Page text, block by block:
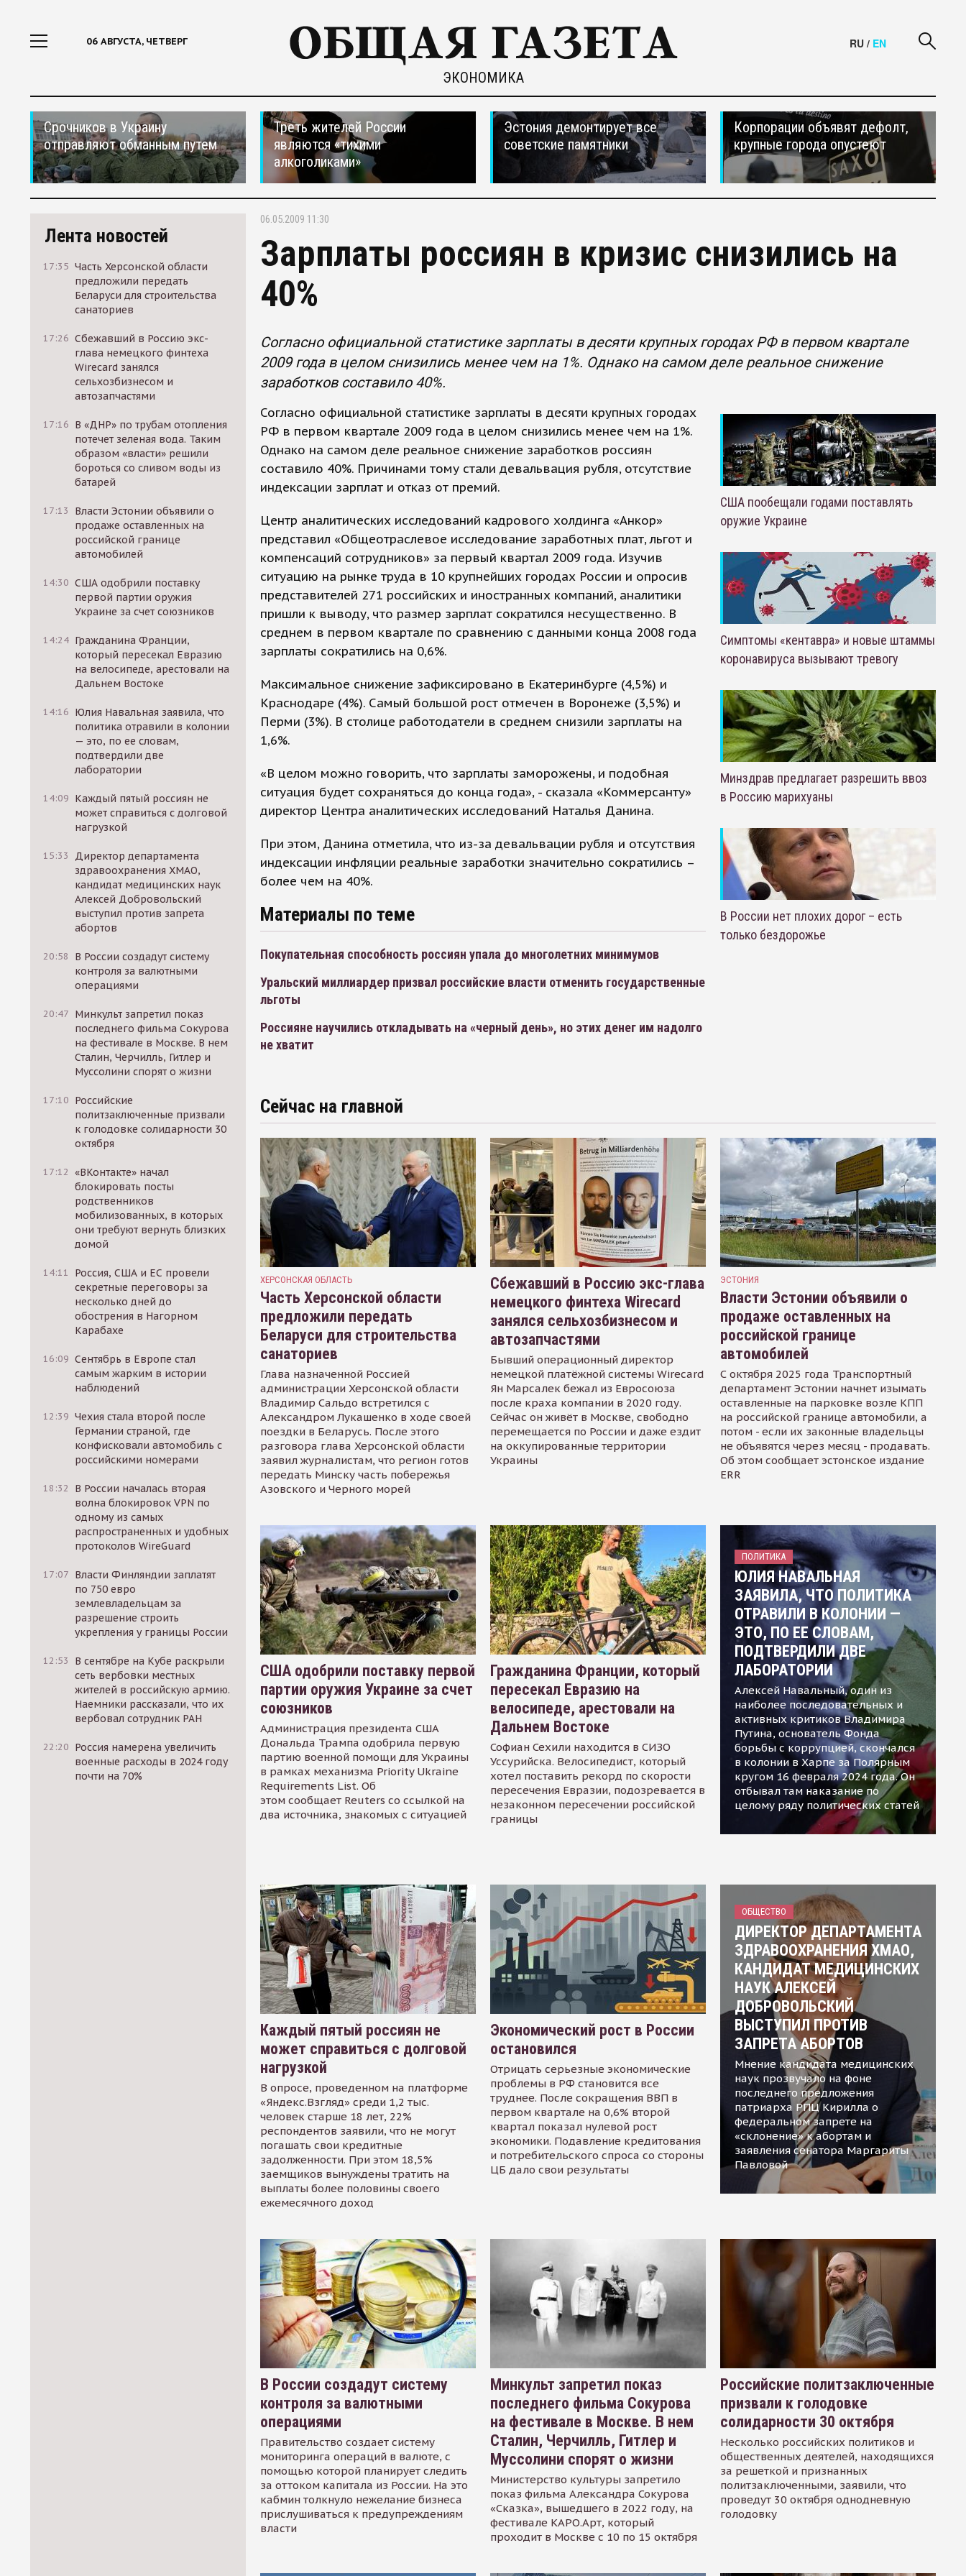
06 АВГУСТА, ЧЕТВЕРГ
ЭКОНОМИКА
RU / EN
Срочников в Украину
отправляют обманным путем
Треть жителей России
являются «тихими
алкоголиками»
Эстония демонтирует все
советские памятники
Корпорации объявят дефолт,
крупные города опустеют
Лента новостей
17:35 Часть Херсонской области
предложили передать
Беларуси для строительства
санаториев
17:26 Сбежавший в Россию экс-
глава немецкого финтеха
Wirecard занялся
сельхозбизнесом и
автозапчастями
17:16 В «ДНР» по трубам отопления
потечет зеленая вода. Таким
образом «власти» решили
бороться со сливом воды из
батарей
17:13
Власти Эстонии объявили о
продаже оставленных на
российской границе
автомобилей
14:30 США одобрили поставку
первой партии оружия
Украине за счет союзников
14:24 Гражданина Франции,
который пересекал Евразию
на велосипеде, арестовали на
Дальнем Востоке
14:16 Юлия Навальная заявила, что
политика отравили в колонии
— это, по ее словам,
подтвердили две
лаборатории
14:09 Каждый пятый россиян не
может справиться с долговой
нагрузкой
15:33
Директор департамента
здравоохранения ХМАО,
кандидат медицинских наук
Алексей Добровольский
выступил против запрета
абортов
20:58
В России создадут систему
контроля за валютными
операциями
20:47 Минкульт запретил показ
последнего фильма Сокурова
на фестивале в Москве. В нем
Сталин, Черчилль, Гитлер и
Муссолини спорят о жизни
17:10 Российские
политзаключенные призвали
к голодовке солидарности 30
октября
17:12 «ВКонтакте» начал
блокировать посты
родственников
мобилизованных, в которых
они требуют вернуть близких
домой
14:11
Россия, США и ЕС провели
секретные переговоры за
несколько дней до
обострения в Нагорном
Карабахе
16:09 Сентябрь в Европе стал
самым жарким в истории
наблюдений
12:39 Чехия стала второй после
Германии страной, где
конфисковали автомобиль с
российскими номерами
18:32
В России началась вторая
волна блокировок VPN по
одному из самых
распространенных и удобных
протоколов WireGuard
17:07 Власти Финляндии заплатят
по 750 евро
землевладельцам за
разрешение строить
укрепления у границы России
12:53
В сентябре на Кубе раскрыли
сеть вербовки местных
жителей в российскую армию.
Наемники рассказали, что их
вербовал сотрудник РАН
22:20 Россия намерена увеличить
военные расходы в 2024 году
почти на 70%
06.05.2009 11:30
Зарплаты россиян в кризис снизились на
40%
Согласно официальной статистике зарплаты в десяти крупных городах РФ в первом квартале
2009 года в целом снизились менее чем на 1%. Однако на самом деле реальное снижение
заработков составило 40%.
Согласно официальной статистике зарплаты в десяти крупных городах
РФ в первом квартале 2009 года в целом снизились менее чем на 1%.
Однако на самом деле реальное снижение заработков россиян
составило 40%. Причинами тому стали девальвация рубля, отсутствие
индексации зарплат и отказ от премий.
Центр аналитических исследований кадрового холдинга «Анкор»
представил «Общеотраслевое исследование заработных плат, льгот и
компенсаций сотрудников» за первый квартал 2009 года. Изучив
ситуацию на рынке труда в 10 крупнейших городах России и опросив
представителей 271 российских и иностранных компаний, аналитики
пришли к выводу, что размер зарплат сократился несущественно. В
среднем в первом квартале по сравнению с данными конца 2008 года
зарплаты сократились на 0,6%.
Максимальное снижение зафиксировано в Екатеринбурге (4,5%) и
Краснодаре (4%). Самый большой рост отмечен в Воронеже (3,5%) и
Перми (3%). В столице работодатели в среднем снизили зарплаты на
1,6%.
«В целом можно говорить, что зарплаты заморожены, и подобная
ситуация будет сохраняться до конца года», - сказала «Коммерсанту»
директор Центра аналитических исследований Наталья Данина.
При этом, Данина отметила, что из-за девальвации рубля и отсутствия
индексации инфляции реальные заработки значительно сократились –
более чем на 40%.
Материалы по теме
Покупательная способность россиян упала до многолетних минимумов
Уральский миллиардер призвал российские власти отменить государственные
льготы
Россияне научились откладывать на «черный день», но этих денег им надолго
не хватит
США пообещали годами поставлять
оружие Украине
Симптомы «кентавра» и новые штаммы
коронавируса вызывают тревогу
Минздрав предлагает разрешить ввоз
в Россию марихуаны
В России нет плохих дорог – есть
только бездорожье
Сейчас на главной
ХЕРСОНСКАЯ ОБЛАСТЬ
Часть Херсонской области
предложили передать
Беларуси для строительства
санаториев
Глава назначенной Россией
администрации Херсонской области
Владимир Сальдо встретился с
Александром Лукашенко в ходе своей
поездки в Беларусь. После этого
разговора глава Херсонской области
заявил журналистам, что регион готов
передать Минску часть побережья
Азовского и Черного морей
Сбежавший в Россию экс-глава
немецкого финтеха Wirecard
занялся сельхозбизнесом и
автозапчастями
Бывший операционный директор
немецкой платёжной системы Wirecard
Ян Марсалек бежал из Евросоюза
после краха компании в 2020 году.
Сейчас он живёт в Москве, свободно
перемещается по России и даже ездит
на оккупированные территории
Украины
ЭСТОНИЯ
Власти Эстонии объявили о
продаже оставленных на
российской границе
автомобилей
С октября 2025 года Транспортный
департамент Эстонии начнет изымать
оставленные на парковке возле КПП
на российской границе автомобили, а
потом - если их законные владельцы
не объявятся через месяц - продавать.
Об этом сообщает эстонское издание
ERR
США одобрили поставку первой
партии оружия Украине за счет
союзников
Администрация президента США
Дональда Трампа одобрила первую
партию военной помощи для Украины
в рамках механизма Priority Ukraine
Requirements List. Об
этом сообщает Reuters со ссылкой на
два источника, знакомых с ситуацией
Гражданина Франции, который
пересекал Евразию на
велосипеде, арестовали на
Дальнем Востоке
Софиан Сехили находится в СИЗО
Уссурийска. Велосипедист, который
хотел поставить рекорд по скорости
пересечения Евразии, подозревается в
незаконном пересечении российской
границы
ПОЛИТИКА
ЮЛИЯ НАВАЛЬНАЯ
ЗАЯВИЛА, ЧТО ПОЛИТИКА
ОТРАВИЛИ В КОЛОНИИ —
ЭТО, ПО ЕЕ СЛОВАМ,
ПОДТВЕРДИЛИ ДВЕ
ЛАБОРАТОРИИ
Алексей Навальный, один из
наиболее последовательных и
активных критиков Владимира
Путина, основатель Фонда
борьбы с коррупцией, скончался
в колонии в Харпе за Полярным
кругом 16 февраля 2024 года. Он
отбывал там наказание по
целому ряду политических статей
Каждый пятый россиян не
может справиться с долговой
нагрузкой
В опросе, проведенном на платформе
«Яндекс.Взгляд» среди 1,2 тыс.
человек старше 18 лет, 22%
респондентов заявили, что не могут
погашать свои кредитные
задолженности. При этом 18,5%
заемщиков вынуждены тратить на
выплаты более половины своего
ежемесячного доход
Экономический рост в России
остановился
Отрицать серьезные экономические
проблемы в РФ становится все
труднее. После сокращения ВВП в
первом квартале на 0,6% второй
квартал показал нулевой рост
экономики. Подавление кредитования
и потребительского спроса со стороны
ЦБ дало свои результаты
ОБЩЕСТВО
ДИРЕКТОР ДЕПАРТАМЕНТА
ЗДРАВООХРАНЕНИЯ ХМАО,
КАНДИДАТ МЕДИЦИНСКИХ
НАУК АЛЕКСЕЙ
ДОБРОВОЛЬСКИЙ
ВЫСТУПИЛ ПРОТИВ
ЗАПРЕТА АБОРТОВ
Мнение кандидата медицинских
наук прозвучало на фоне
последнего предложения
патриарха РПЦ Кирилла о
федеральном запрете на
«склонение» к абортам и
заявления сенатора Маргариты
Павловой
В России создадут систему
контроля за валютными
операциями
Правительство создает систему
мониторинга операций в валюте, с
помощью которой планирует следить
за оттоком капитала из России. На это
кабмин толкнуло нежелание бизнеса
прислушиваться к предупреждениям
власти
Минкульт запретил показ
последнего фильма Сокурова
на фестивале в Москве. В нем
Сталин, Черчилль, Гитлер и
Муссолини спорят о жизни
Министерство культуры запретило
показ фильма Александра Сокурова
«Сказка», вышедшего в 2022 году, на
фестивале КАРО.Арт, который
проходит в Москве с 10 по 15 октября
Российские политзаключенные
призвали к голодовке
солидарности 30 октября
Несколько российских политиков и
общественных деятелей, находящихся
за решеткой и признанных
политзаключенными, заявили, что
проведут 30 октября однодневную
голодовку